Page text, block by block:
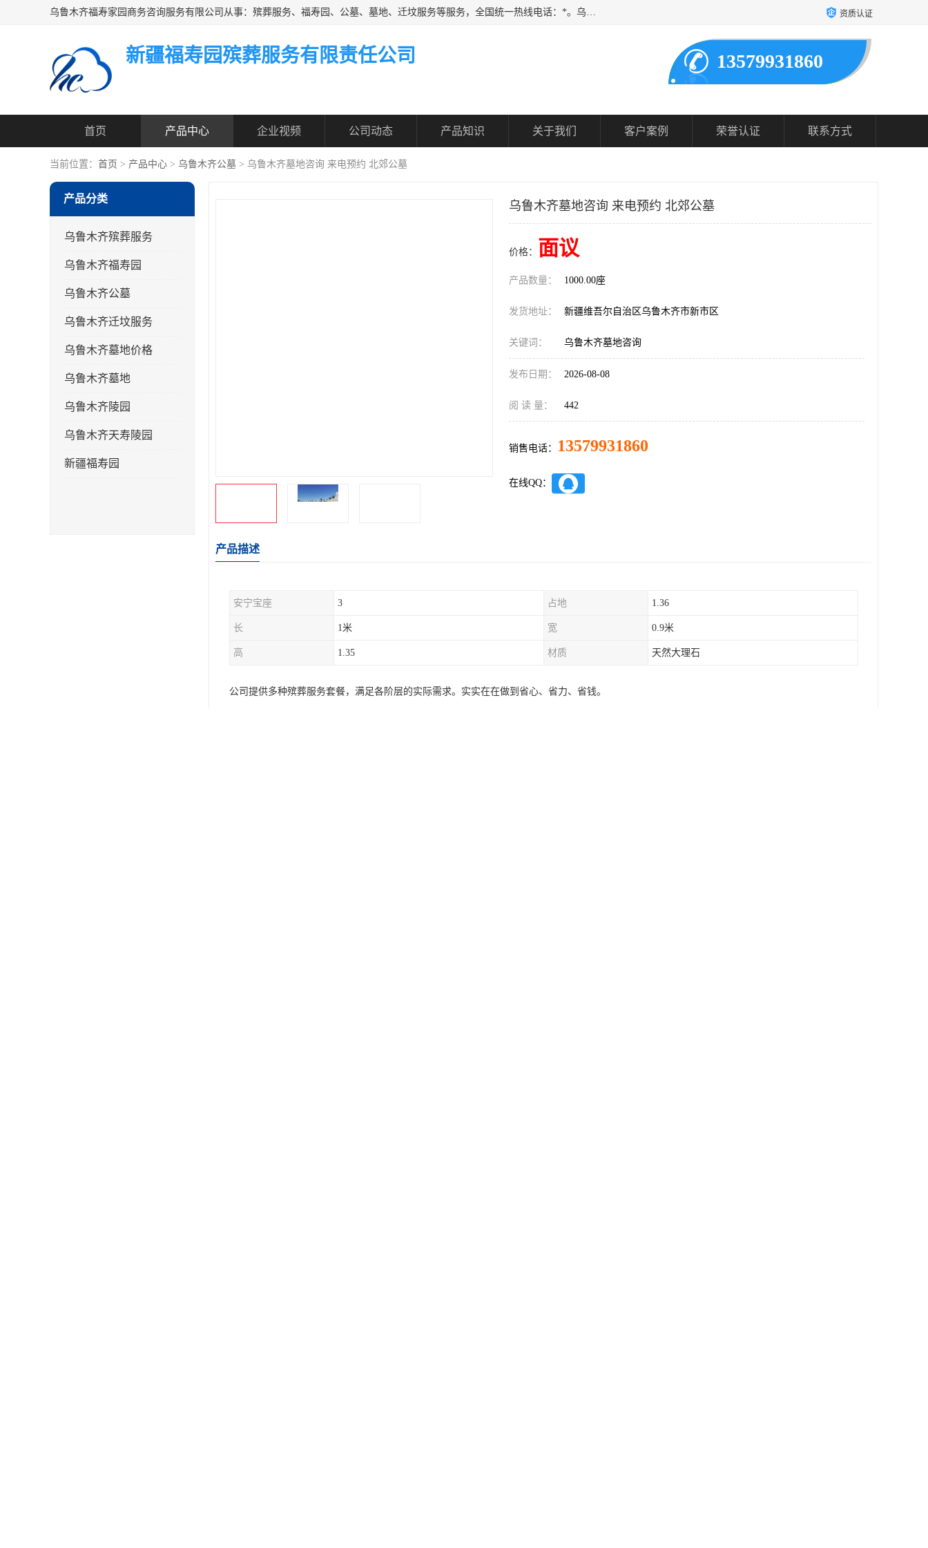
乌鲁木齐福寿家园商务咨询服务有限公司从事：殡葬服务、福寿园、公墓、墓地、迁坟服务等服务，全国统一热线电话：*。乌鲁木齐福寿家园商务咨询服务有限公司提供多种一条龙服务套餐，满足各阶层的实际需求。实实在在做到省心、省力、省钱。 资质认证
新疆福寿园殡葬服务有限责任公司 13579931860
首页 产品中心 企业视频 公司动态 产品知识 关于我们 客户案例 荣誉认证 联系方式
当前位置： 首页 > 产品中心 > 乌鲁木齐公墓 > 乌鲁木齐墓地咨询 来电预约 北郊公墓
产品分类
乌鲁木齐殡葬服务
乌鲁木齐福寿园
乌鲁木齐公墓
乌鲁木齐迁坟服务
乌鲁木齐墓地价格
乌鲁木齐墓地
乌鲁木齐陵园
乌鲁木齐天寿陵园
新疆福寿园
乌鲁木齐墓地咨询 来电预约 北郊公墓
价格： 面议
产品数量： 1000.00座
发货地址： 新疆维吾尔自治区乌鲁木齐市新市区
关键词： 乌鲁木齐墓地咨询
发布日期： 2026-08-08
阅 读 量： 442
销售电话： 13579931860
在线QQ：
产品描述
安宁宝座 3 占地 1.36
长 1米 宽 0.9米
高 1.35 材质 天然大理石
公司提供多种殡葬服务套餐，满足各阶层的实际需求。实实在在做到省心、省力、省钱。